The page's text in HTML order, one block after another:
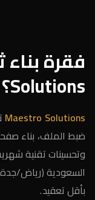
Solutions؟
Maestro Solutions
ضبط الملف، بناء
وتحسينات تقنية
السعودية (رياض/
بأقل تعقيد.